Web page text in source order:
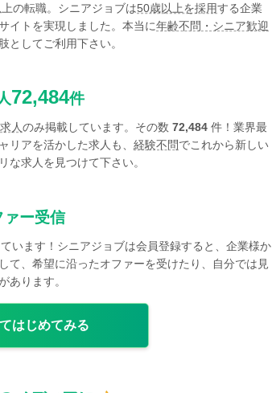
の転職。シニアジョブは50歳以上を採用する企業
イトを実現しました。本当に年齢不問・シニア歓迎
としてご利用下さい。
72,484件
人のみ掲載しています。その数 72,484 件！業界最
リアを活かした求人も、 経験不問でこれから新しい
な求人を見つけて下さい。
ー受信
います！シニアジョブは会員登録すると、企業様か
て、希望に沿ったオファーを受けたり、自分では見
あります。
はじめてみる